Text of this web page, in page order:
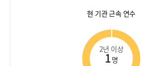
현 기관 근속 연수
2년 이상
1명